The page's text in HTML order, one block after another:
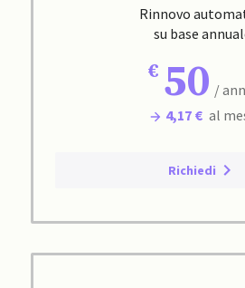
Rinnovo
su base
50 /
4,17 € al
Richiedi